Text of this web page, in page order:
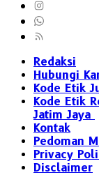
Redaksi
Hubungi
Kode Etik
Kode Etik
Jatim Jaya
Kontak
Pedoman
Privacy
Disclaimer